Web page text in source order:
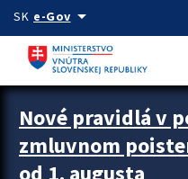
Preskocit na hlavný obsah
SK e-Govarrow_drop_down
Zastavit automatický posun
Nové pravidlá v
zmluvnom
od 1. augusta